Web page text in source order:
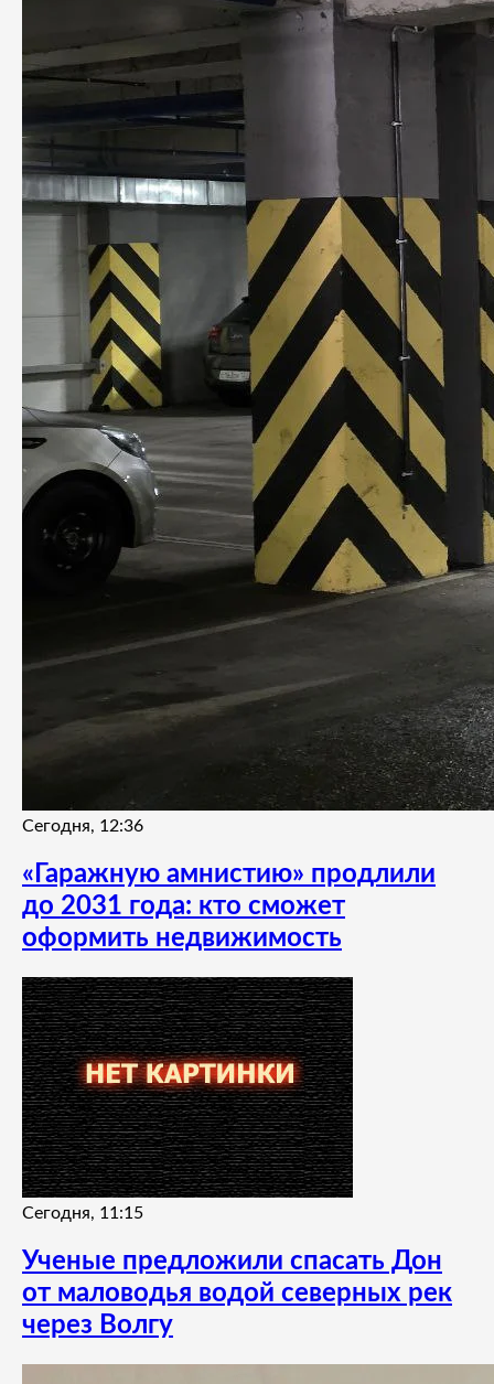
Сегодня, 12:36
«Гаражную амнистию» продлили
до 2031 года: кто сможет
оформить недвижимость
Сегодня, 11:15
Ученые предложили спасать Дон
от маловодья водой северных рек
через Волгу